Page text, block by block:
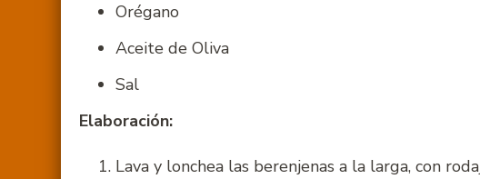
Orégano
Aceite de Oliva
Sal
Elaboración:
Lava y lonchea las berenjenas a la larga, con